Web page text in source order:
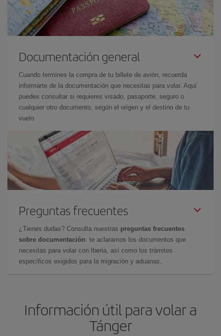
Documentación general
Cuando termines la compra de tu billete de avión, recuerda
informarte de la documentación que necesitas para volar. Aquí
puedes consultar si requieres visado, pasaporte, seguro o
cualquier otro documento, según el origen y el destino de tu
vuelo.
Preguntas frecuentes
¿Tienes dudas? Consulta nuestras preguntas frecuentes
sobre documentación: te aclaramos los documentos que
necesitas para volar con Iberia, así como los trámites
específicos exigidos para la migración y aduanas.
Información útil para volar a
Tánger